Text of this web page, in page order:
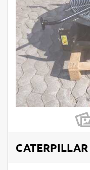
CATERPILLAR